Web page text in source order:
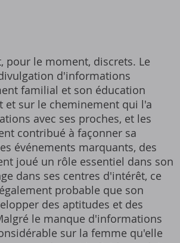
pour le moment, discrets. Le
d'informations
familial et son éducation
sur le cheminement qui l'a
avec ses proches, et les
contribué à façonner sa
événements marquants, des
joué un rôle essentiel dans son
dans ses centres d'intérêt, ce
probable que son
des aptitudes et des
le manque d'informations
sur la femme qu'elle